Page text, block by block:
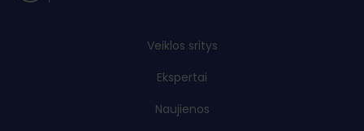
Veiklos sritys
Ekspertai
Naujienos